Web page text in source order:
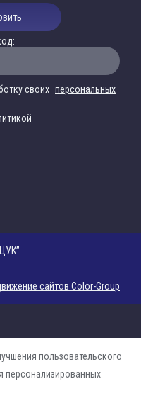
своих персональных
сайтов Color-Group
пользовательского
персонализированных